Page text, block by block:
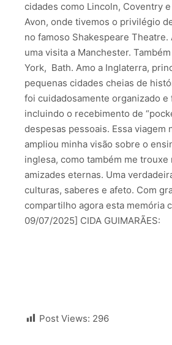
cidades como Lincoln, Coventry
Avon, onde tivemos o privilégio
no famoso Shakespeare Theatre.
uma visita a Manchester.
York, Bath. Amo a Inglaterra,
pequenas cidades cheias de
foi cuidadosamente organizado e
incluindo o recebimento de
despesas pessoais. Essa viagem
ampliou minha visão sobre o
inglesa, como também me trouxe
amizades eternas. Uma
culturas, saberes e afeto. Com
compartilho agora esta memória
09/07/2025] CIDA GUIMARÃES:
Post Views: 296